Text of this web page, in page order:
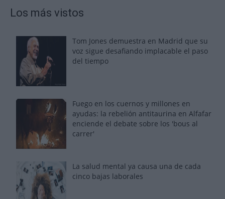
Los más vistos
Tom Jones demuestra en Madrid que su
voz sigue desafiando implacable el paso
del tiempo
Fuego en los cuernos y millones en
ayudas: la rebelión antitaurina en Alfafar
enciende el debate sobre los 'bous al
carrer'
La salud mental ya causa una de cada
cinco bajas laborales